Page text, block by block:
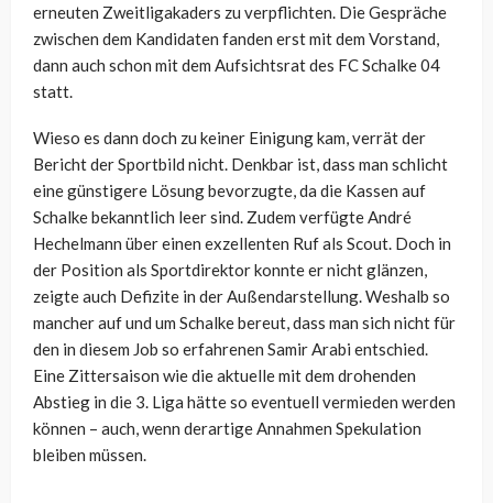
erneuten Zweitligakaders zu verpflichten. Die Gespräche
zwischen dem Kandidaten fanden erst mit dem Vorstand,
dann auch schon mit dem Aufsichtsrat des FC Schalke 04
statt.
Wieso es dann doch zu keiner Einigung kam, verrät der
Bericht der Sportbild nicht. Denkbar ist, dass man schlicht
eine günstigere Lösung bevorzugte, da die Kassen auf
Schalke bekanntlich leer sind. Zudem verfügte André
Hechelmann über einen exzellenten Ruf als Scout. Doch in
der Position als Sportdirektor konnte er nicht glänzen,
zeigte auch Defizite in der Außendarstellung. Weshalb so
mancher auf und um Schalke bereut, dass man sich nicht für
den in diesem Job so erfahrenen Samir Arabi entschied.
Eine Zittersaison wie die aktuelle mit dem drohenden
Abstieg in die 3. Liga hätte so eventuell vermieden werden
können – auch, wenn derartige Annahmen Spekulation
bleiben müssen.